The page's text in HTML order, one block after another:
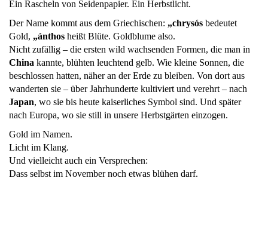
Ein Rascheln von Seidenpapier. Ein Herbstlicht.
Der Name kommt aus dem Griechischen: „chrysós bedeutet
Gold, „ánthos heißt Blüte. Goldblume also.
Nicht zufällig – die ersten wild wachsenden Formen, die man in
China kannte, blühten leuchtend gelb. Wie kleine Sonnen, die
beschlossen hatten, näher an der Erde zu bleiben. Von dort aus
wanderten sie – über Jahrhunderte kultiviert und verehrt – nach
Japan, wo sie bis heute kaiserliches Symbol sind. Und später
nach Europa, wo sie still in unsere Herbstgärten einzogen.
Gold im Namen.
Licht im Klang.
Und vielleicht auch ein Versprechen:
Dass selbst im November noch etwas blühen darf.